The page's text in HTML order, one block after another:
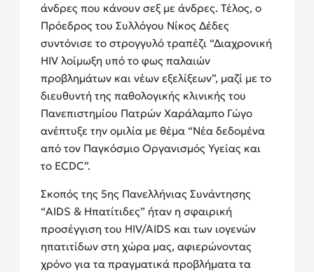
άνδρες που κάνουν σεξ με άνδρες. Τέλος, ο
Πρόεδρος του Συλλόγου Νίκος Δέδες
συντόνισε το στρογγυλό τραπέζι “Διαχρονική
HIV λοίμωξη υπό το φως παλαιών
προβλημάτων και νέων εξελίξεων”, μαζί με το
διευθυντή της παθολογικής κλινικής του
Πανεπιστημίου Πατρών Χαράλαμπο Γώγο
ανέπτυξε την ομιλία με θέμα “Νέα δεδομένα
από τον Παγκόσμιο Οργανισμός Υγείας και
το ECDC”.
Σκοπός της 5ης Πανελλήνιας Συνάντησης
“AIDS & Ηπατίτιδες” ήταν η σφαιρική
προσέγγιση του HIV/AIDS και των ιογενών
ηπατιτίδων στη χώρα μας, αφιερώνοντας
χρόνο για τα πραγματικά προβλήματα τα